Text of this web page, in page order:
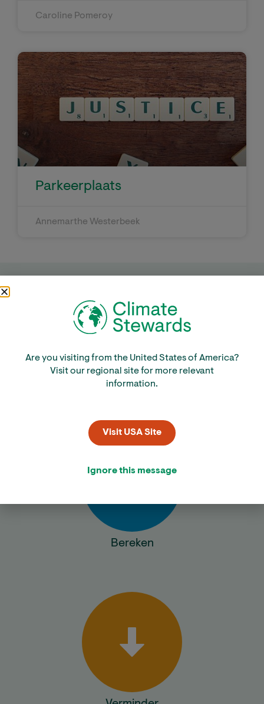
Caroline Pomeroy
Parkeerplaats
Annemarthe Westerbeek
Climate Stewards helpt jou je CO₂-voetafdruk te
berekenen, te verminderen wat je kunt en de rest te
We werken met betrouwbare
gemeenschapsprojecten die naast CO 2-reductie ook
veel lokale voordelen opleveren.
Bereken
Are you visiting from the United States of America?
Visit our regional site for more relevant
information.
Visit USA Site
Ignore this message